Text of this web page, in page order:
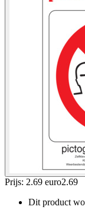
Prijs: 2.69 euro2.69
Dit product